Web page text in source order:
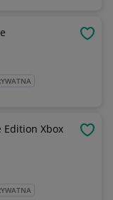
Edition Xbox